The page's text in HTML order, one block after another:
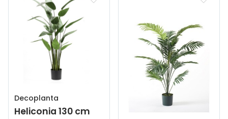
Decoplanta
Heliconia 130 cm